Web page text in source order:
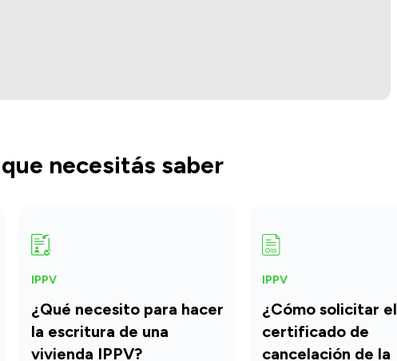
necesitás saber
¿Qué necesito para hacer
la escritura de una
vivienda IPPV?
IPPV
¿Cómo solicitar el
certificado de
cancelación de la
IPPV